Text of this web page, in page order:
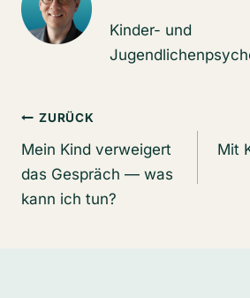
Kinder- und
ZURÜCK
Mein Kind verweigert
das Gespräch — was
kann ich tun?
Mit